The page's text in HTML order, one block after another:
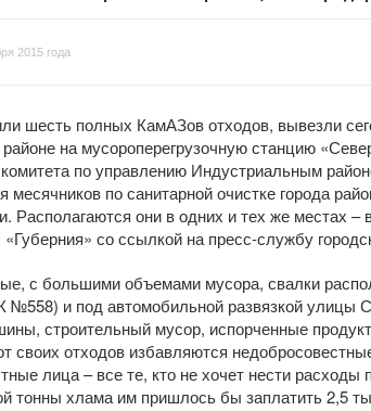
2015 года
шесть полных КамАЗов отходов, вывезли
на мусороперегрузочную станцию
комитета по управлению Индустриальным
месячников по санитарной очистке города
Располагаются они в одних и тех же местах –
со ссылкой на пресс-службу
с большими объемами мусора, свалки
№558) и под автомобильной развязкой улицы
строительный мусор, испорченные
своих отходов избавляются
лица – все те, кто не хочет нести
тонны хлама им пришлось бы заплатить 2,5